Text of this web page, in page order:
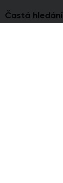
Častá hledání